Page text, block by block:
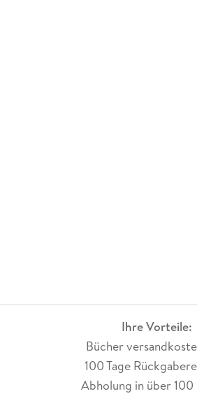
Ihre Vorteile:
Bücher
100 Tage
Abholung in über 100